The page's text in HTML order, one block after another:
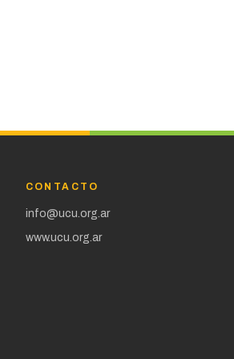
CONTACTO
info@ucu.org.ar
www.ucu.org.ar